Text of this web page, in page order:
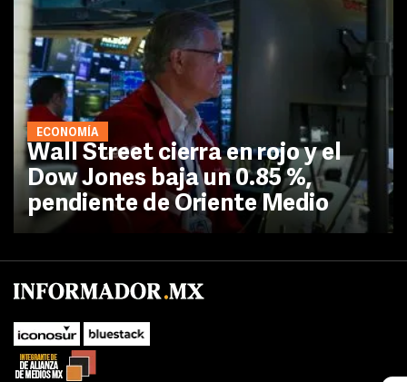
ECONOMÍA
Wall Street cierra en rojo y el
Dow Jones baja un 0.85 %,
pendiente de Oriente Medio